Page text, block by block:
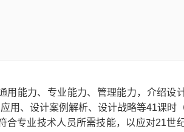
用能力、专业能力、管理能力，介绍设
用、设计案例解析、设计战略等41课时
合专业技术人员所需技能，以应对21世